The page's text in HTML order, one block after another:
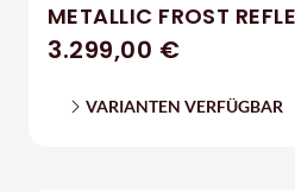
METALLIC FROST
3.299,00 €
VARIANTEN VERFÜGBAR